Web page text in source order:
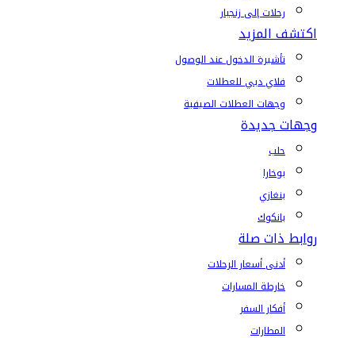
رحلات إلى زنجبار
اكتشف المزيد
تأشيرة الدخول عند الوصول
فلاي دبي للعطلات
وجهات العطلات الصيفية
وجهات جديدة
حلب
بوخارا
بنغازي
بانكوك
روابط ذات صلة
أدنى أسعار الرحلات
خارطة المسارات
أفكار السفر
المطارات